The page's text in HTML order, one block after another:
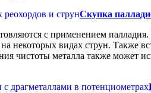
Скупка
с применением
некоторых видах струн. Также
чистоты металла также может